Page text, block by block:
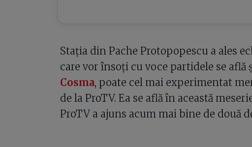
Stația din Pache Protopopescu a ales
care vor însoți cu voce partidele se află
Cosma, poate cel mai experimentat
de la ProTV. Ea se află în această
ProTV a ajuns acum mai bine de două